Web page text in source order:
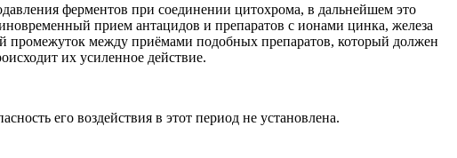
ферментов при соединении цитохрома, в дальнейшем это
прием антацидов и препаратов с ионами цинка, железа
промежуток между приёмами подобных препаратов, который должен
их усиленное действие.
его воздействия в этот период не установлена.